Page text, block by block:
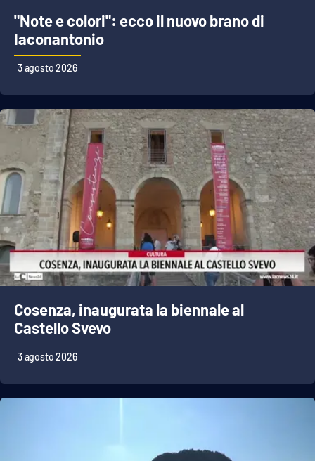
"Note e colori": ecco il nuovo brano di
Iaconantonio
3 agosto 2026
Cosenza, inaugurata la biennale al
Castello Svevo
3 agosto 2026